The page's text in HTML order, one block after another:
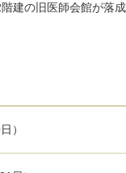
建の旧医師会館が落
）